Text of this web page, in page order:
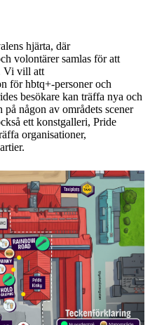
hjärta, där
volontärer samlas för att
Vi vill att
för hbtq+-personer och
besökare kan träffa nya och
någon av områdets scener
ett konstgalleri, Pride
organisationer,